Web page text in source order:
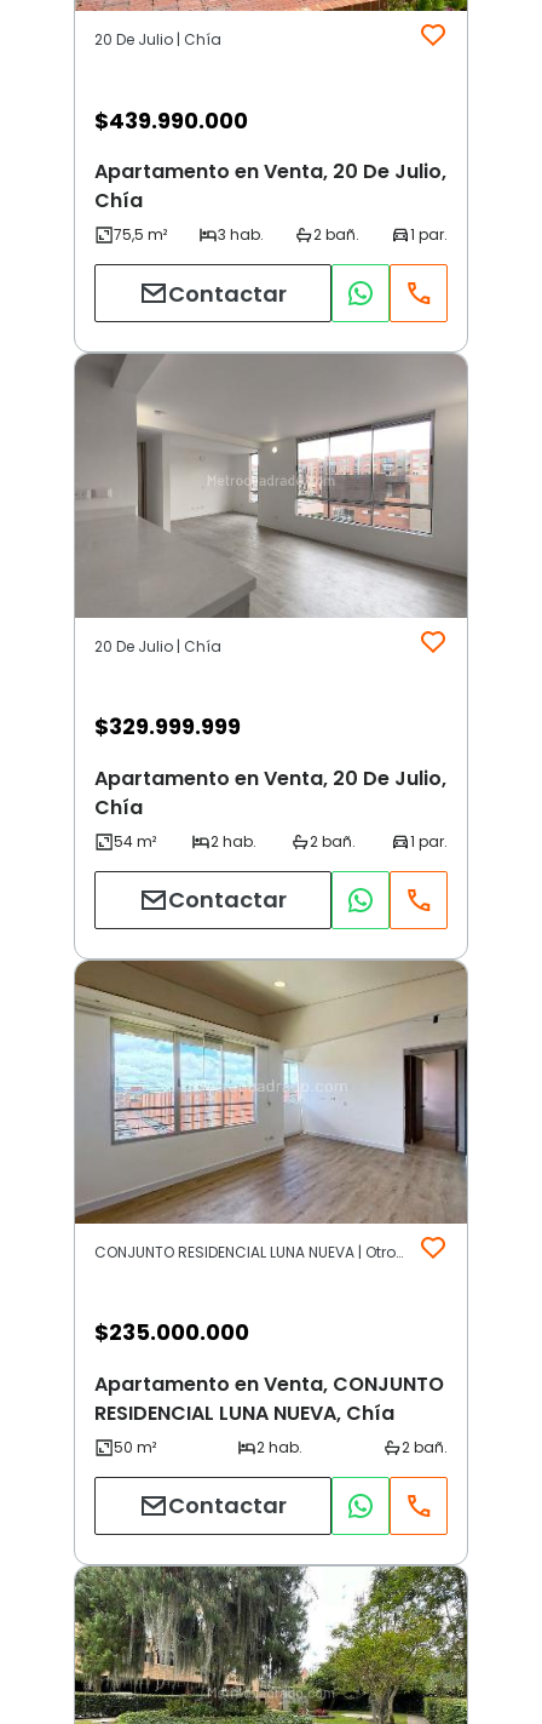
20 De Julio | Chía
$439.990.000
Apartamento en Venta, 20 De Julio,
Chía
Contactar
20 De Julio | Chía
$329.999.999
Apartamento en Venta, 20 De Julio,
Chía
Contactar
CONJUNTO RESIDENCIAL LUNA NUEVA | Otros | Chía
$235.000.000
Apartamento en Venta, CONJUNTO
RESIDENCIAL LUNA NUEVA, Chía
Contactar